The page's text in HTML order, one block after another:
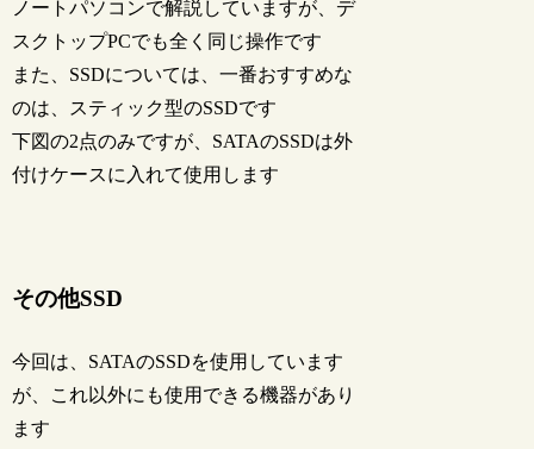
ノートパソコンで解説していますが、デ
スクトップPCでも全く同じ操作です
また、SSDについては、一番おすすめな
のは、スティック型のSSDです
下図の2点のみですが、SATAのSSDは外
付けケースに入れて使用します
その他SSD
今回は、SATAのSSDを使用しています
が、これ以外にも使用できる機器があり
ます